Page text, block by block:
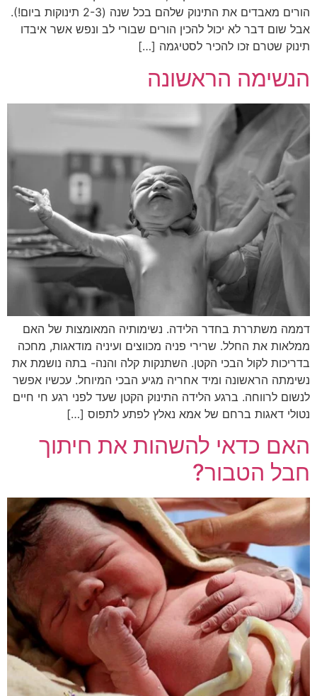
הורים מאבדים את התינוק שלהם בכל שנה (2-3 תינוקות ביום!).
אבל שום דבר לא יכול להכין הורים שבורי לב ונפש אשר איבדו
תינוק שטרם זכו להכיר לסטיגמה […]
הנשימה הראשונה
דממה משתררת בחדר הלידה. נשימותיה המאומצות של האם
ממלאות את החלל. שרירי פניה מכווצים ועיניה מודאגות, מחכה
בדריכות לקול הבכי הקטן. השתנקות קלה והנה- בתה נושמת את
נשימתה הראשונה ומיד אחריה מגיע הבכי המיוחל. עכשיו אפשר
לנשום לרווחה. ברגע הלידה התינוק הקטן שעד לפני רגע חי חיים
נטולי דאגות ברחם של אמא נאלץ לפתע לתפוס […]
האם כדאי להשהות את חיתוך
חבל הטבור?